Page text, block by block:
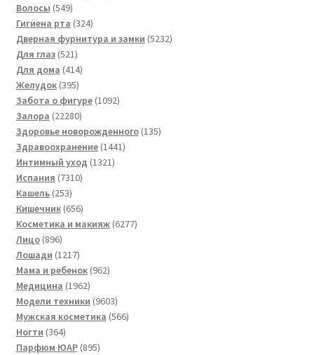
Волосы 549549
товаров
Гигиена рта 324324
товара
Дверная фурнитура и замки 52325232
Для глаз 521521
товар
Для дома 414414
Желудок 395395
товаров
Забота о фигуре 10921092
Залора 2228022280
товаров
Здоровье новорожденного 135135
Здравоохранение 14411441
Интимный уход 13211321
Испания 73107310
Кашель 253253
товара
Кишечник 656656
товаров
Косметика и макияж 62776277
Лицо 896896
товаров
Лошади 12171217
товаров
Мама и ребенок 962962
Медицина 19621962
товара
Модели техники 96039603
товара
Мужская косметика 566566
Ногти 364364
товара
Парфюм ЮАР 895895